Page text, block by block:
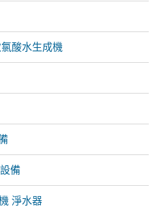
酸水生成機
備
淨水器